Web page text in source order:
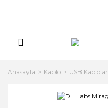
Anasayfa Kablo USB Kablolar